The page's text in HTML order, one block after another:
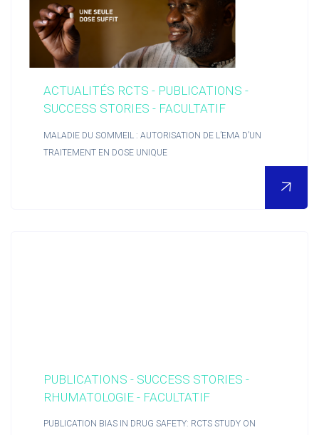
ACTUALITÉS RCTS - PUBLICATIONS -
SUCCESS STORIES - FACULTATIF
MALADIE DU SOMMEIL : AUTORISATION DE L’EMA D’UN
TRAITEMENT EN DOSE UNIQUE
PUBLICATIONS - SUCCESS STORIES -
RHUMATOLOGIE - FACULTATIF
PUBLICATION BIAS IN DRUG SAFETY: RCTS STUDY ON